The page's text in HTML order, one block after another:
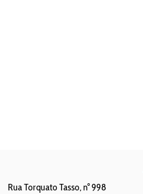
Rua Torquato Tasso, n° 998